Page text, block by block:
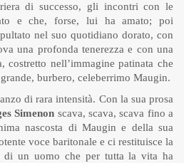
di successo, gli incontri con le
e che, forse, lui ha amato; poi
nel suo quotidiano dorato, con
una profonda tenerezza e con una
costretto nell’immagine patinata che
burbero, celeberrimo Maugin.
di rara intensità. Con la sua prosa
Simenon scava, scava, scava fino a
nascosta di Maugin e della sua
voce baritonale e ci restituisce la
di un uomo che per tutta la vita ha